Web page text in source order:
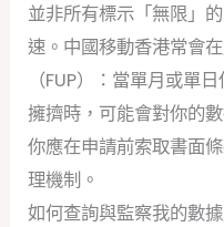
並非所有標示「無限」
速。中國移動香港常會
（FUP）：當單月或單
擁擠時，可能會對你的
你應在申請前索取書面
理機制。
如何查詢與監察我的數